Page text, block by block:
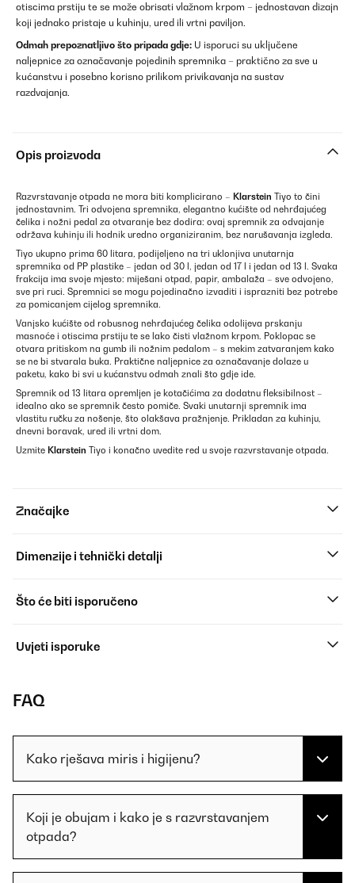
otiscima prstiju te se može obrisati vlažnom krpom – jednostavan dizajn
koji jednako pristaje u kuhinju, ured ili vrtni paviljon.
Odmah prepoznatljivo što pripada gdje: U isporuci su uključene
naljepnice za označavanje pojedinih spremnika – praktično za sve u
kućanstvu i posebno korisno prilikom privikavanja na sustav
razdvajanja.
Opis proizvoda
Razvrstavanje otpada ne mora biti komplicirano – Klarstein Tiyo to čini
jednostavnim. Tri odvojena spremnika, elegantno kućište od nehrđajućeg
čelika i nožni pedal za otvaranje bez dodira: ovaj spremnik za odvajanje
održava kuhinju ili hodnik uredno organiziranim, bez narušavanja izgleda.
Tiyo ukupno prima 60 litara, podijeljeno na tri uklonjiva unutarnja
spremnika od PP plastike – jedan od 30 l, jedan od 17 l i jedan od 13 l. Svaka
frakcija ima svoje mjesto: miješani otpad, papir, ambalaža – sve odvojeno,
sve pri ruci. Spremnici se mogu pojedinačno izvaditi i isprazniti bez potrebe
za pomicanjem cijelog spremnika.
Vanjsko kućište od robusnog nehrđajućeg čelika odolijeva prskanju
masnoće i otiscima prstiju te se lako čisti vlažnom krpom. Poklopac se
otvara pritiskom na gumb ili nožnim pedalom – s mekim zatvaranjem kako
se ne bi stvarala buka. Praktične naljepnice za označavanje dolaze u
paketu, kako bi svi u kućanstvu odmah znali što gdje ide.
Spremnik od 13 litara opremljen je kotačićima za dodatnu fleksibilnost –
idealno ako se spremnik često pomiče. Svaki unutarnji spremnik ima
vlastitu ručku za nošenje, što olakšava pražnjenje. Prikladan za kuhinju,
dnevni boravak, ured ili vrtni dom.
Uzmite Klarstein Tiyo i konačno uvedite red u svoje razvrstavanje otpada.
Značajke
Dimenzije i tehnički detalji
Što će biti isporučeno
Uvjeti isporuke
FAQ
Kako rješava miris i higijenu?
Koji je obujam i kako je s razvrstavanjem
otpada?